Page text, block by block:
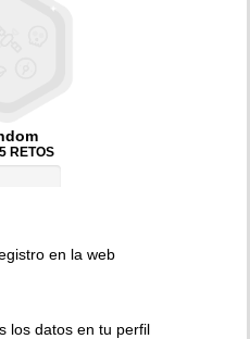
RETOS
en la web
los datos en tu perfil